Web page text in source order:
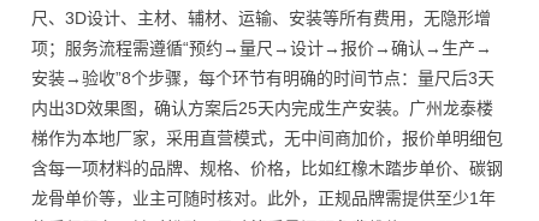
尺、3D设计、主材、辅材、运输、安装等所有费用，无隐形增
项；服务流程需遵循“预约→量尺→设计→报价→确认→生产→
安装→验收”8个步骤，每个环节有明确的时间节点：量尺后3天
内出3D效果图，确认方案后25天内完成生产安装。广州龙泰楼
梯作为本地厂家，采用直营模式，无中间商加价，报价单明细包
含每一项材料的品牌、规格、价格，比如红橡木踏步单价、碳钢
龙骨单价等，业主可随时核对。此外，正规品牌需提供至少1年